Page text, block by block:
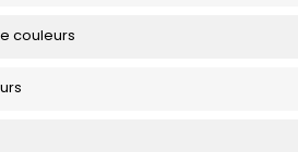
couleurs